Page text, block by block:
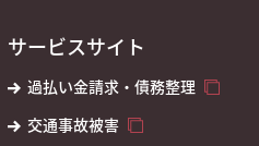
サービスサイト
過払い金請求・債務整理
交通事故被害